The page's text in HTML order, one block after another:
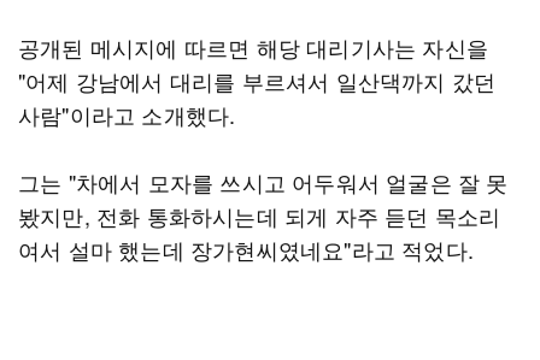
공개된 메시지에 따르면 해당 대리기사는 자신을
"어제 강남에서 대리를 부르셔서 일산댁까지 갔던
사람"이라고 소개했다.
그는 "차에서 모자를 쓰시고 어두워서 얼굴은 잘 못
봤지만, 전화 통화하시는데 되게 자주 듣던 목소리
여서 설마 했는데 장가현씨였네요"라고 적었다.